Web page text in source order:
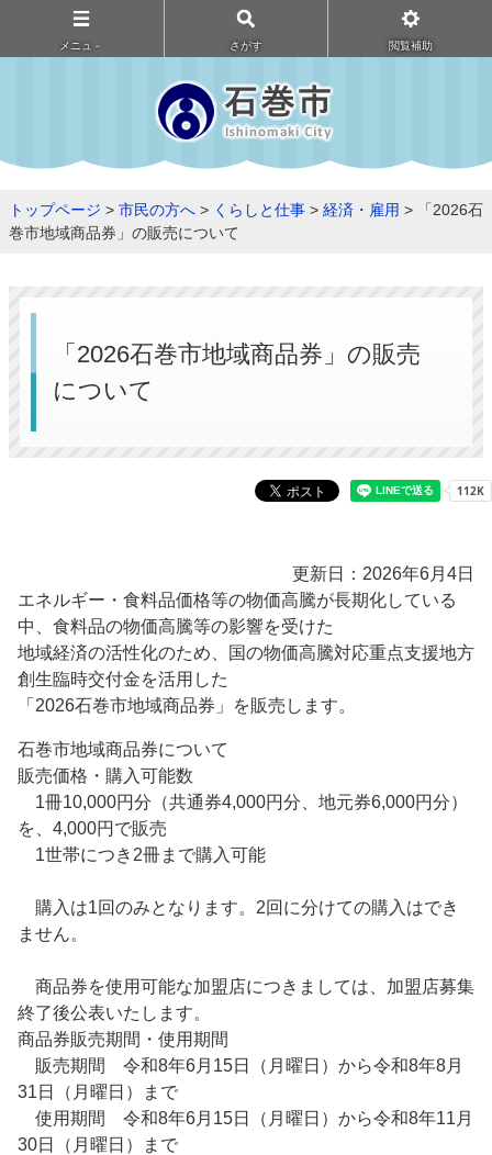
メニュ－ さがす 閲覧補助
トップページ > 市民の方へ > くらしと仕事 > 経済・雇用 > 「2026石
巻市地域商品券」の販売について
「2026石巻市地域商品券」の販売
について
更新日：2026年6月4日
エネルギー・食料品価格等の物価高騰が長期化している
中、食料品の物価高騰等の影響を受けた
地域経済の活性化のため、国の物価高騰対応重点支援地方
創生臨時交付金を活用した
「2026石巻市地域商品券」を販売します。
石巻市地域商品券について
販売価格・購入可能数
1冊10,000円分（共通券4,000円分、地元券6,000円分）
を、4,000円で販売
1世帯につき2冊まで購入可能
購入は1回のみとなります。2回に分けての購入はでき
ません。
商品券を使用可能な加盟店につきましては、加盟店募集
終了後公表いたします。
商品券販売期間・使用期間
販売期間 令和8年6月15日（月曜日）から令和8年8月
31日（月曜日）まで
使用期間 令和8年6月15日（月曜日）から令和8年11月
30日（月曜日）まで